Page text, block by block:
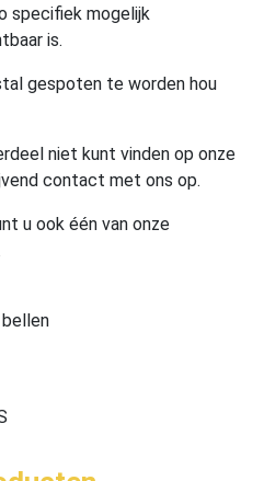
specifiek mogelijk
is.
gespoten te worden hou
niet kunt vinden op onze
contact met ons op.
u ook één van onze